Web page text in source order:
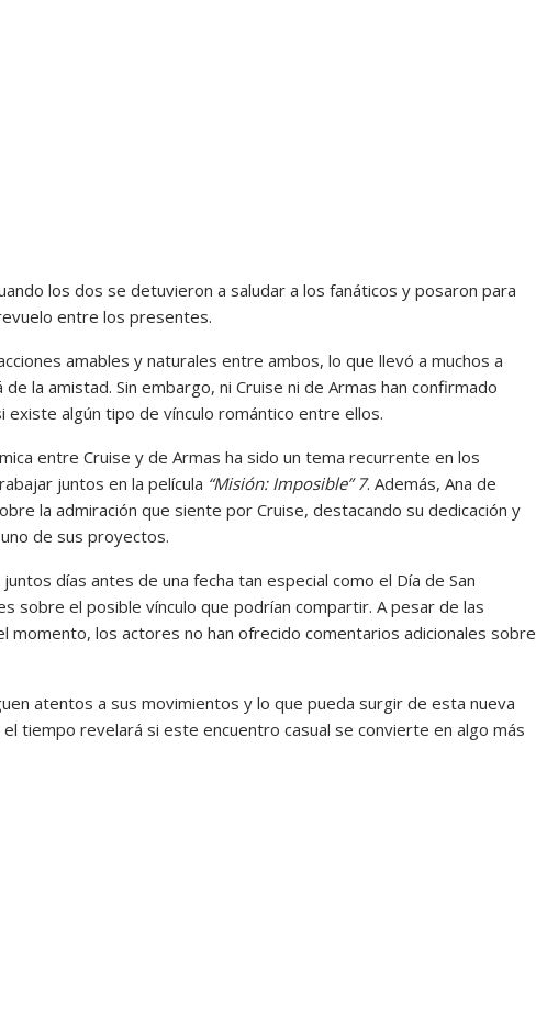
los dos se detuvieron a saludar a los fanáticos y posaron para
entre los presentes.
amables y naturales entre ambos, lo que llevó a muchos a
la amistad. Sin embargo, ni Cruise ni de Armas han confirmado
algún tipo de vínculo romántico entre ellos.
entre Cruise y de Armas ha sido un tema recurrente en los
juntos en la película “Misión: Imposible” 7. Además, Ana de
la admiración que siente por Cruise, destacando su dedicación y
de sus proyectos.
días antes de una fecha tan especial como el Día de San
sobre el posible vínculo que podrían compartir. A pesar de las
los actores no han ofrecido comentarios adicionales sobre
atentos a sus movimientos y lo que pueda surgir de esta nueva
tiempo revelará si este encuentro casual se convierte en algo más